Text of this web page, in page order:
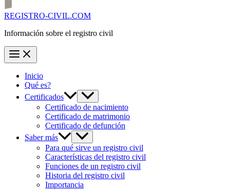
REGISTRO-CIVIL.COM
Información sobre el registro civil
Inicio
Qué es?
Certificados
Certificado de nacimiento
Certificado de matrimonio
Certificado de defunción
Saber más
Para qué sirve un registro civil
Características del registro civil
Funciones de un registro civil
Historia del registro civil
Importancia